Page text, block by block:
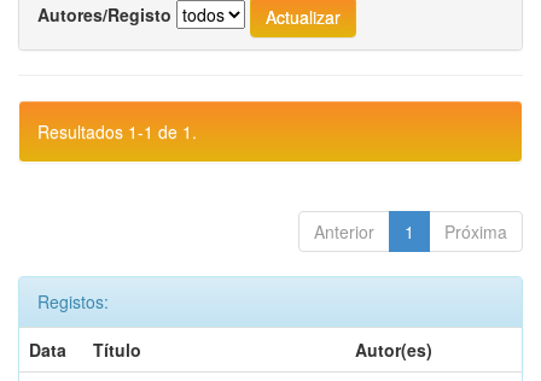
Autores/Registo
Resultados 1-1 de 1.
Anterior 1 Próxima
Registos:
Data
Título
Autor(es)